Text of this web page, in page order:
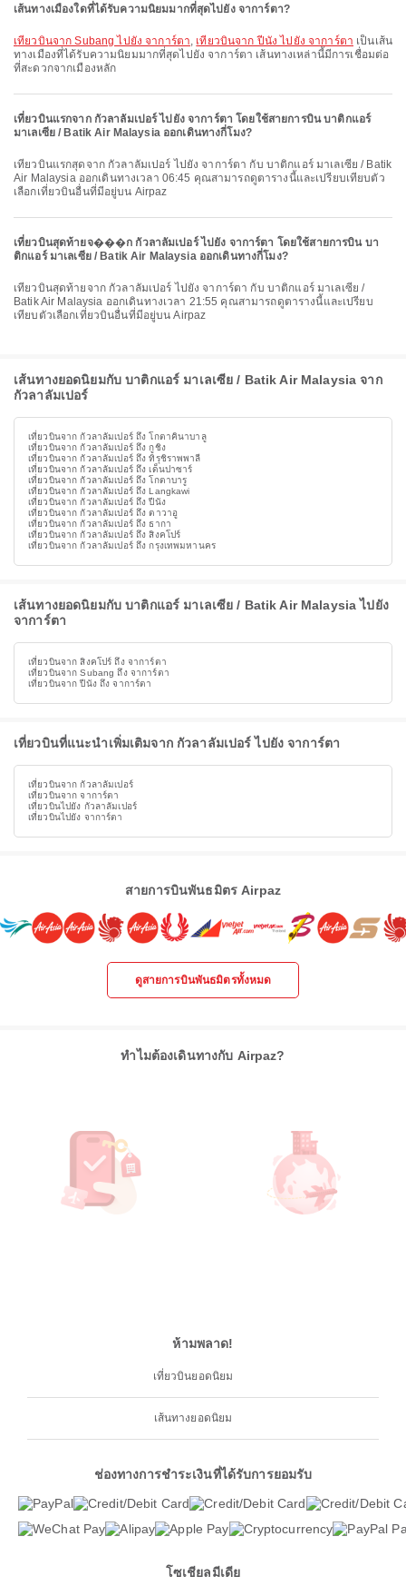
เส้นทางเมืองใดที่ได้รับความนิยมมากที่สุดไปยัง จาการ์ตา?
เที่ยวบินจาก Subang ไปยัง จาการ์ตา, เที่ยวบินจาก ปีนัง ไปยัง จาการ์ตา เป็นเส้น
ทางเมืองที่ได้รับความนิยมมากที่สุดไปยัง จาการ์ตา เส้นทางเหล่านี้มีการเชื่อมต่อ
ที่สะดวกจากเมืองหลัก
เที่ยวบินแรกจาก กัวลาลัมเปอร์ ไปยัง จาการ์ตา โดยใช้สายการบิน บาติกแอร์
มาเลเซีย / Batik Air Malaysia ออกเดินทางกี่โมง?
เที่ยวบินแรกสุดจาก กัวลาลัมเปอร์ ไปยัง จาการ์ตา กับ บาติกแอร์ มาเลเซีย / Batik
Air Malaysia ออกเดินทางเวลา 06:45 คุณสามารถดูตารางนี้และเปรียบเทียบตัว
เลือกเที่ยวบินอื่นที่มีอยู่บน Airpaz
เที่ยวบินสุดท้ายจ���ก กัวลาลัมเปอร์ ไปยัง จาการ์ตา โดยใช้สายการบิน บา
ติกแอร์ มาเลเซีย / Batik Air Malaysia ออกเดินทางกี่โมง?
เที่ยวบินสุดท้ายจาก กัวลาลัมเปอร์ ไปยัง จาการ์ตา กับ บาติกแอร์ มาเลเซีย /
Batik Air Malaysia ออกเดินทางเวลา 21:55 คุณสามารถดูตารางนี้และเปรียบ
เทียบตัวเลือกเที่ยวบินอื่นที่มีอยู่บน Airpaz
เส้นทางยอดนิยมกับ บาติกแอร์ มาเลเซีย / Batik Air Malaysia จาก
กัวลาลัมเปอร์
เที่ยวบินจาก กัวลาลัมเปอร์ ถึง โกตาคินาบาลู
เที่ยวบินจาก กัวลาลัมเปอร์ ถึง กูชิง
เที่ยวบินจาก กัวลาลัมเปอร์ ถึง ทิรุชิราพพาลี
เที่ยวบินจาก กัวลาลัมเปอร์ ถึง เด็นปาซาร์
เที่ยวบินจาก กัวลาลัมเปอร์ ถึง โกตาบารู
เที่ยวบินจาก กัวลาลัมเปอร์ ถึง Langkawi
เที่ยวบินจาก กัวลาลัมเปอร์ ถึง ปีนัง
เที่ยวบินจาก กัวลาลัมเปอร์ ถึง ตาวาอู
เที่ยวบินจาก กัวลาลัมเปอร์ ถึง ธากา
เที่ยวบินจาก กัวลาลัมเปอร์ ถึง สิงคโปร์
เที่ยวบินจาก กัวลาลัมเปอร์ ถึง กรุงเทพมหานคร
เส้นทางยอดนิยมกับ บาติกแอร์ มาเลเซีย / Batik Air Malaysia ไปยัง
จาการ์ตา
เที่ยวบินจาก สิงคโปร์ ถึง จาการ์ตา
เที่ยวบินจาก Subang ถึง จาการ์ตา
เที่ยวบินจาก ปีนัง ถึง จาการ์ตา
เที่ยวบินที่แนะนำเพิ่มเติมจาก กัวลาลัมเปอร์ ไปยัง จาการ์ตา
เที่ยวบินจาก กัวลาลัมเปอร์
เที่ยวบินจาก จาการ์ตา
เที่ยวบินไปยัง กัวลาลัมเปอร์
เที่ยวบินไปยัง จาการ์ตา
สายการบินพันธมิตร Airpaz
ดูสายการบินพันธมิตรทั้งหมด
ทำไมต้องเดินทางกับ Airpaz?
ห้ามพลาด!
เที่ยวบินยอดนิยม
เส้นทางยอดนิยม
ช่องทางการชำระเงินที่ได้รับการยอมรับ
โซเชียลมีเดีย